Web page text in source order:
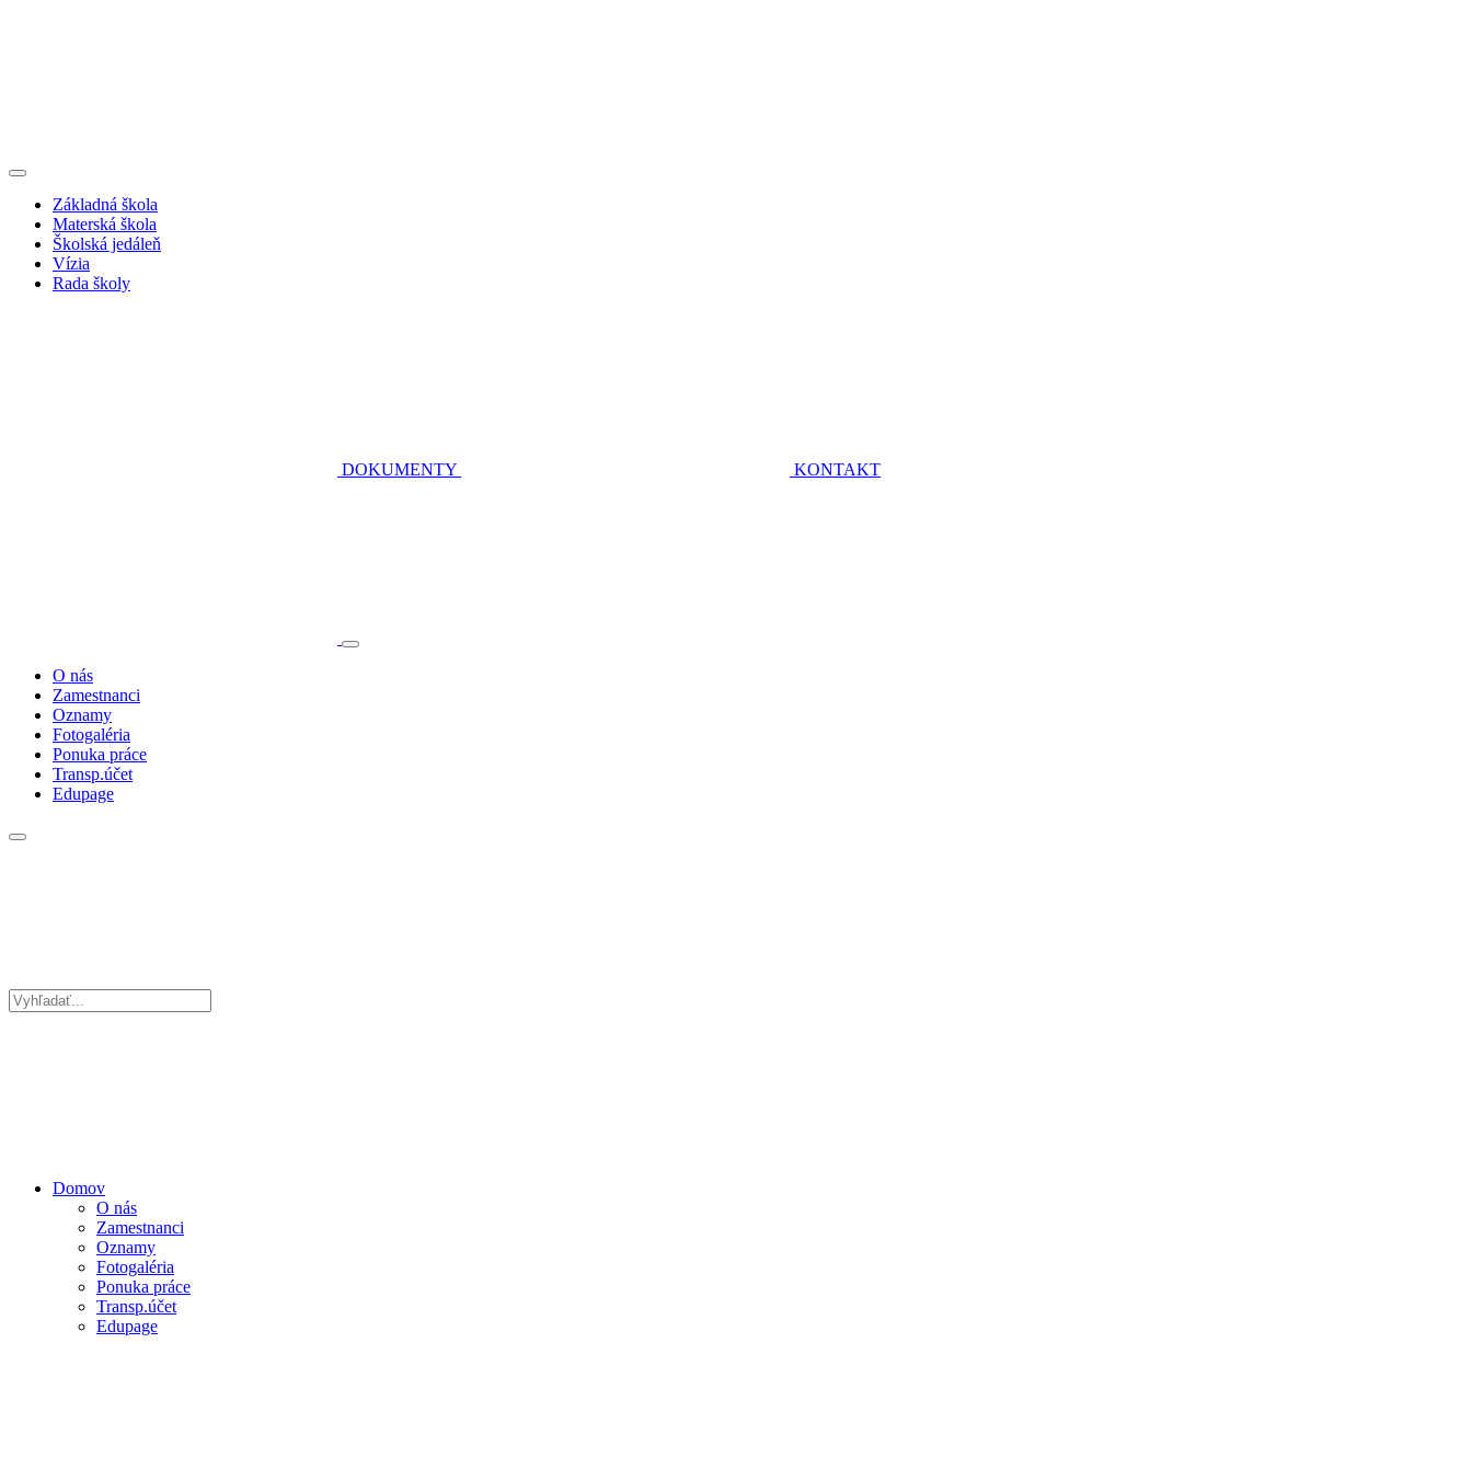
Základná škola
Materská škola
Školská jedáleň
Vízia
Rada školy
DOKUMENTY KONTAKT
O nás
Zamestnanci
Oznamy
Fotogaléria
Ponuka práce
Transp.účet
Edupage
Domov
O nás
Zamestnanci
Oznamy
Fotogaléria
Ponuka práce
Transp.účet
Edupage